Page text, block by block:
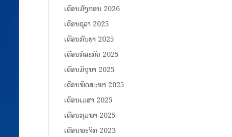
ເດືອນມັງກອນ 2026
ເດືອນຕຸລາ 2025
ເດືອນກັນຍາ 2025
ເດືອນກໍລະກົດ 2025
ເດືອນມິຖຸນາ 2025
ເດືອນພຶດສະພາ 2025
ເດືອນເມສາ 2025
ເດືອນກຸມພາ 2025
ເດືອນພະຈິກ 2023